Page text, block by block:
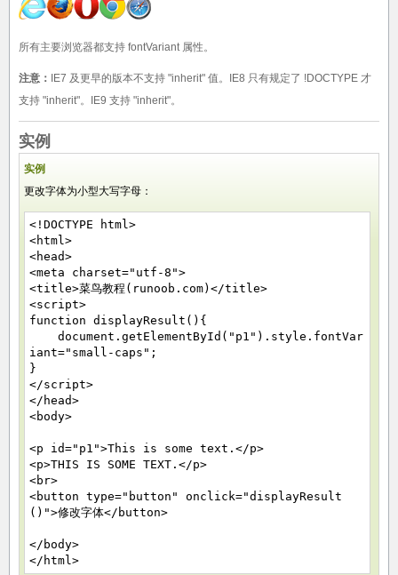
所有主要浏览器都支持 fontVariant 属性。
注意：
IE7 及更早的版本不支持 "inherit" 值。IE8 只有规定了 !DOCTYPE 才
支持 "inherit"。IE9 支持 "inherit"。
实例
实例
更改字体为小型大写字母：
<!DOCTYPE html>
<html>
<head>
<meta charset="utf-8">
<title>菜鸟教程(runoob.com)</title>
<script>
function displayResult(){
document.getElementById("p1").style.fontVar
iant="small-caps";
}
</script>
</head>
<body>
<p id="p1">This is some text.</p>
<p>THIS IS SOME TEXT.</p>
<br>
<button type="button" onclick="displayResult
()">修改字体</button>
</body>
</html>